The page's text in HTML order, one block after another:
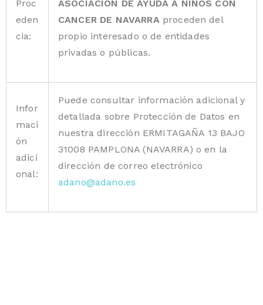
Proc
eden
cia:
ASOCIACION DE AYUDA A NIÑOS CON
CANCER DE NAVARRA proceden del
propio interesado o de entidades
privadas o públicas.
Infor
maci
ón
adici
onal:
Puede consultar información adicional y
detallada sobre Protección de Datos en
nuestra dirección ERMITAGAÑA 13 BAJO
31008 PAMPLONA (NAVARRA) o en la
dirección de correo electrónico
adano@adano.es